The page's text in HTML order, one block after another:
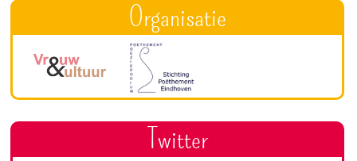
Organisatie
Twitter